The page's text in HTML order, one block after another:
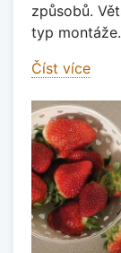
způsobů.
typ
Číst více